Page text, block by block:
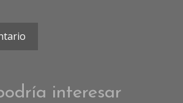
interesar